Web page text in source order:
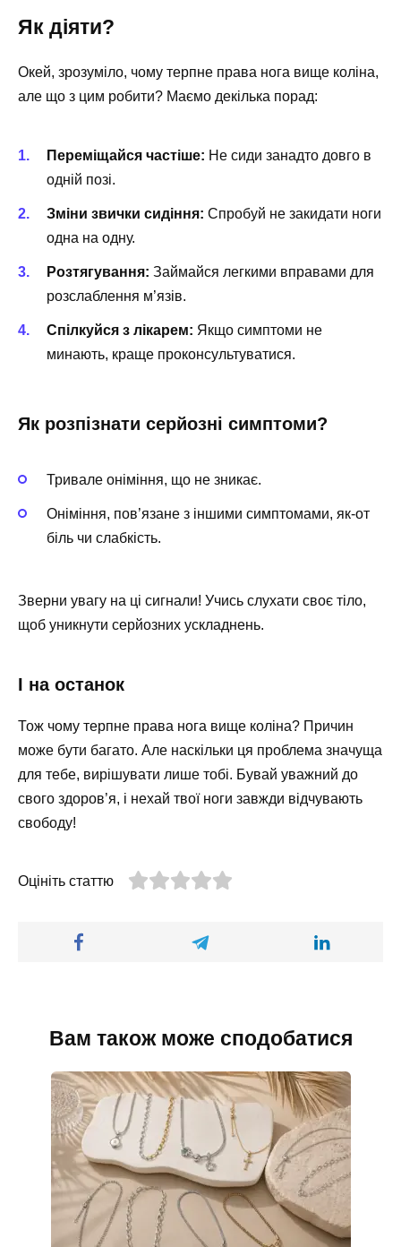
Як діяти?
Окей, зрозуміло, чому терпне права нога вище коліна,
але що з цим робити? Маємо декілька порад:
Переміщайся частіше: Не сиди занадто довго в
одній позі.
Зміни звички сидіння: Спробуй не закидати ноги
одна на одну.
Розтягування: Займайся легкими вправами для
розслаблення м’язів.
Спілкуйся з лікарем: Якщо симптоми не
минають, краще проконсультуватися.
Як розпізнати серйозні симптоми?
Тривале оніміння, що не зникає.
Оніміння, пов’язане з іншими симптомами, як-от
біль чи слабкість.
Зверни увагу на ці сигнали! Учись слухати своє тіло,
щоб уникнути серйозних ускладнень.
І на останок
Тож чому терпне права нога вище коліна? Причин
може бути багато. Але наскільки ця проблема значуща
для тебе, вирішувати лише тобі. Бувай уважний до
свого здоров’я, і нехай твої ноги завжди відчувають
свободу!
Оцініть статтю
Вам також може сподобатися